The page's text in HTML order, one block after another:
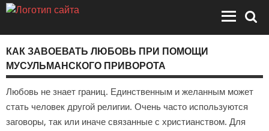
КАК ЗАВОЕВАТЬ ЛЮБОВЬ ПРИ ПОМОЩИ
МУСУЛЬМАНСКОГО ПРИВОРОТА
Любовь не знает границ. Единственным и желанным может
стать человек другой религии. Очень часто используются
заговоры, так или иначе связанные с христианством. Для